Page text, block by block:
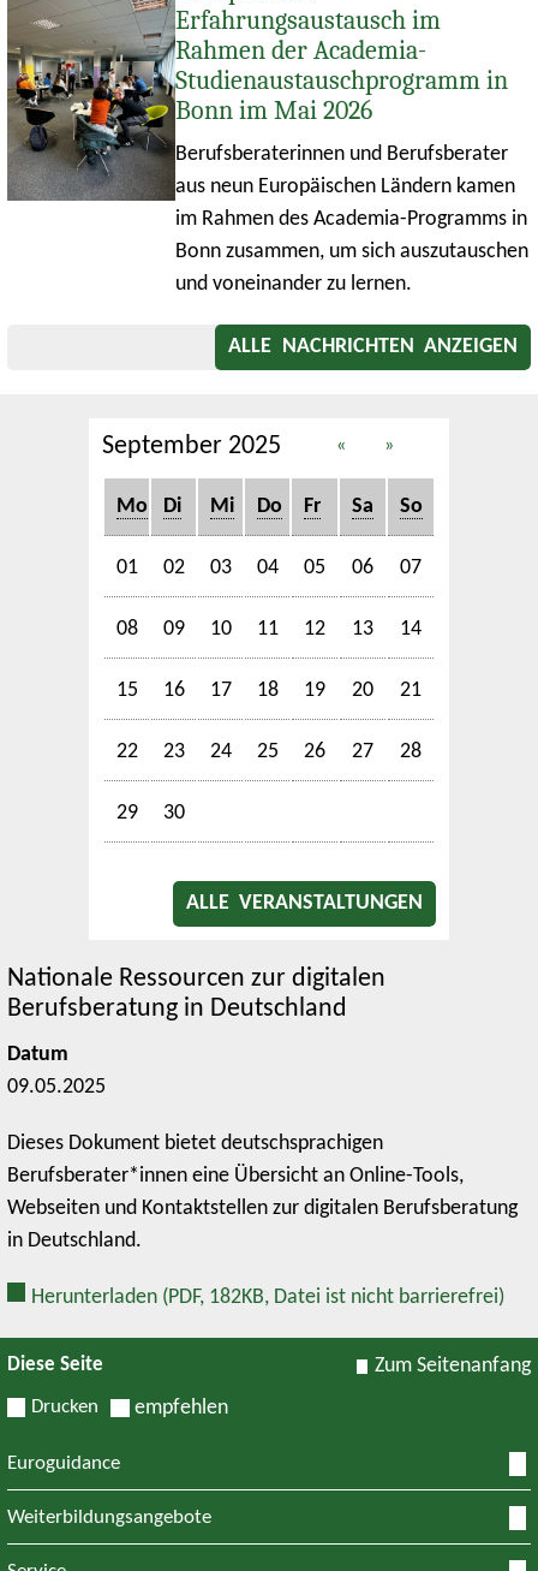
Erfahrungsaustausch im
Rahmen der Academia-
Studienaustauschprogramm in
Bonn im Mai 2026
Berufsberaterinnen und Berufsberater
aus neun Europäischen Ländern kamen
im Rahmen des Academia-Programms in
Bonn zusammen, um sich auszutauschen
und voneinander zu lernen.
ALLE NACHRICHTEN ANZEIGEN
September 2025 « »
Mo Di Mi Do Fr Sa So
01 02 03 04 05 06 07
08 09 10 11 12 13 14
15 16 17 18 19 20 21
22 23 24 25 26 27 28
29 30
ALLE VERANSTALTUNGEN
Nationale Ressourcen zur digitalen
Berufsberatung in Deutschland
Datum
09.05.2025
Dieses Dokument bietet deutschsprachigen
Berufsberater*innen eine Übersicht an Online-Tools,
Webseiten und Kontaktstellen zur digitalen Berufsberatung
in Deutschland.
Herunterladen (PDF, 182KB, Datei ist nicht barrierefrei)
Diese Seite
Drucken empfehlen
Zum Seitenanfang
Euroguidance
Weiterbildungsangebote